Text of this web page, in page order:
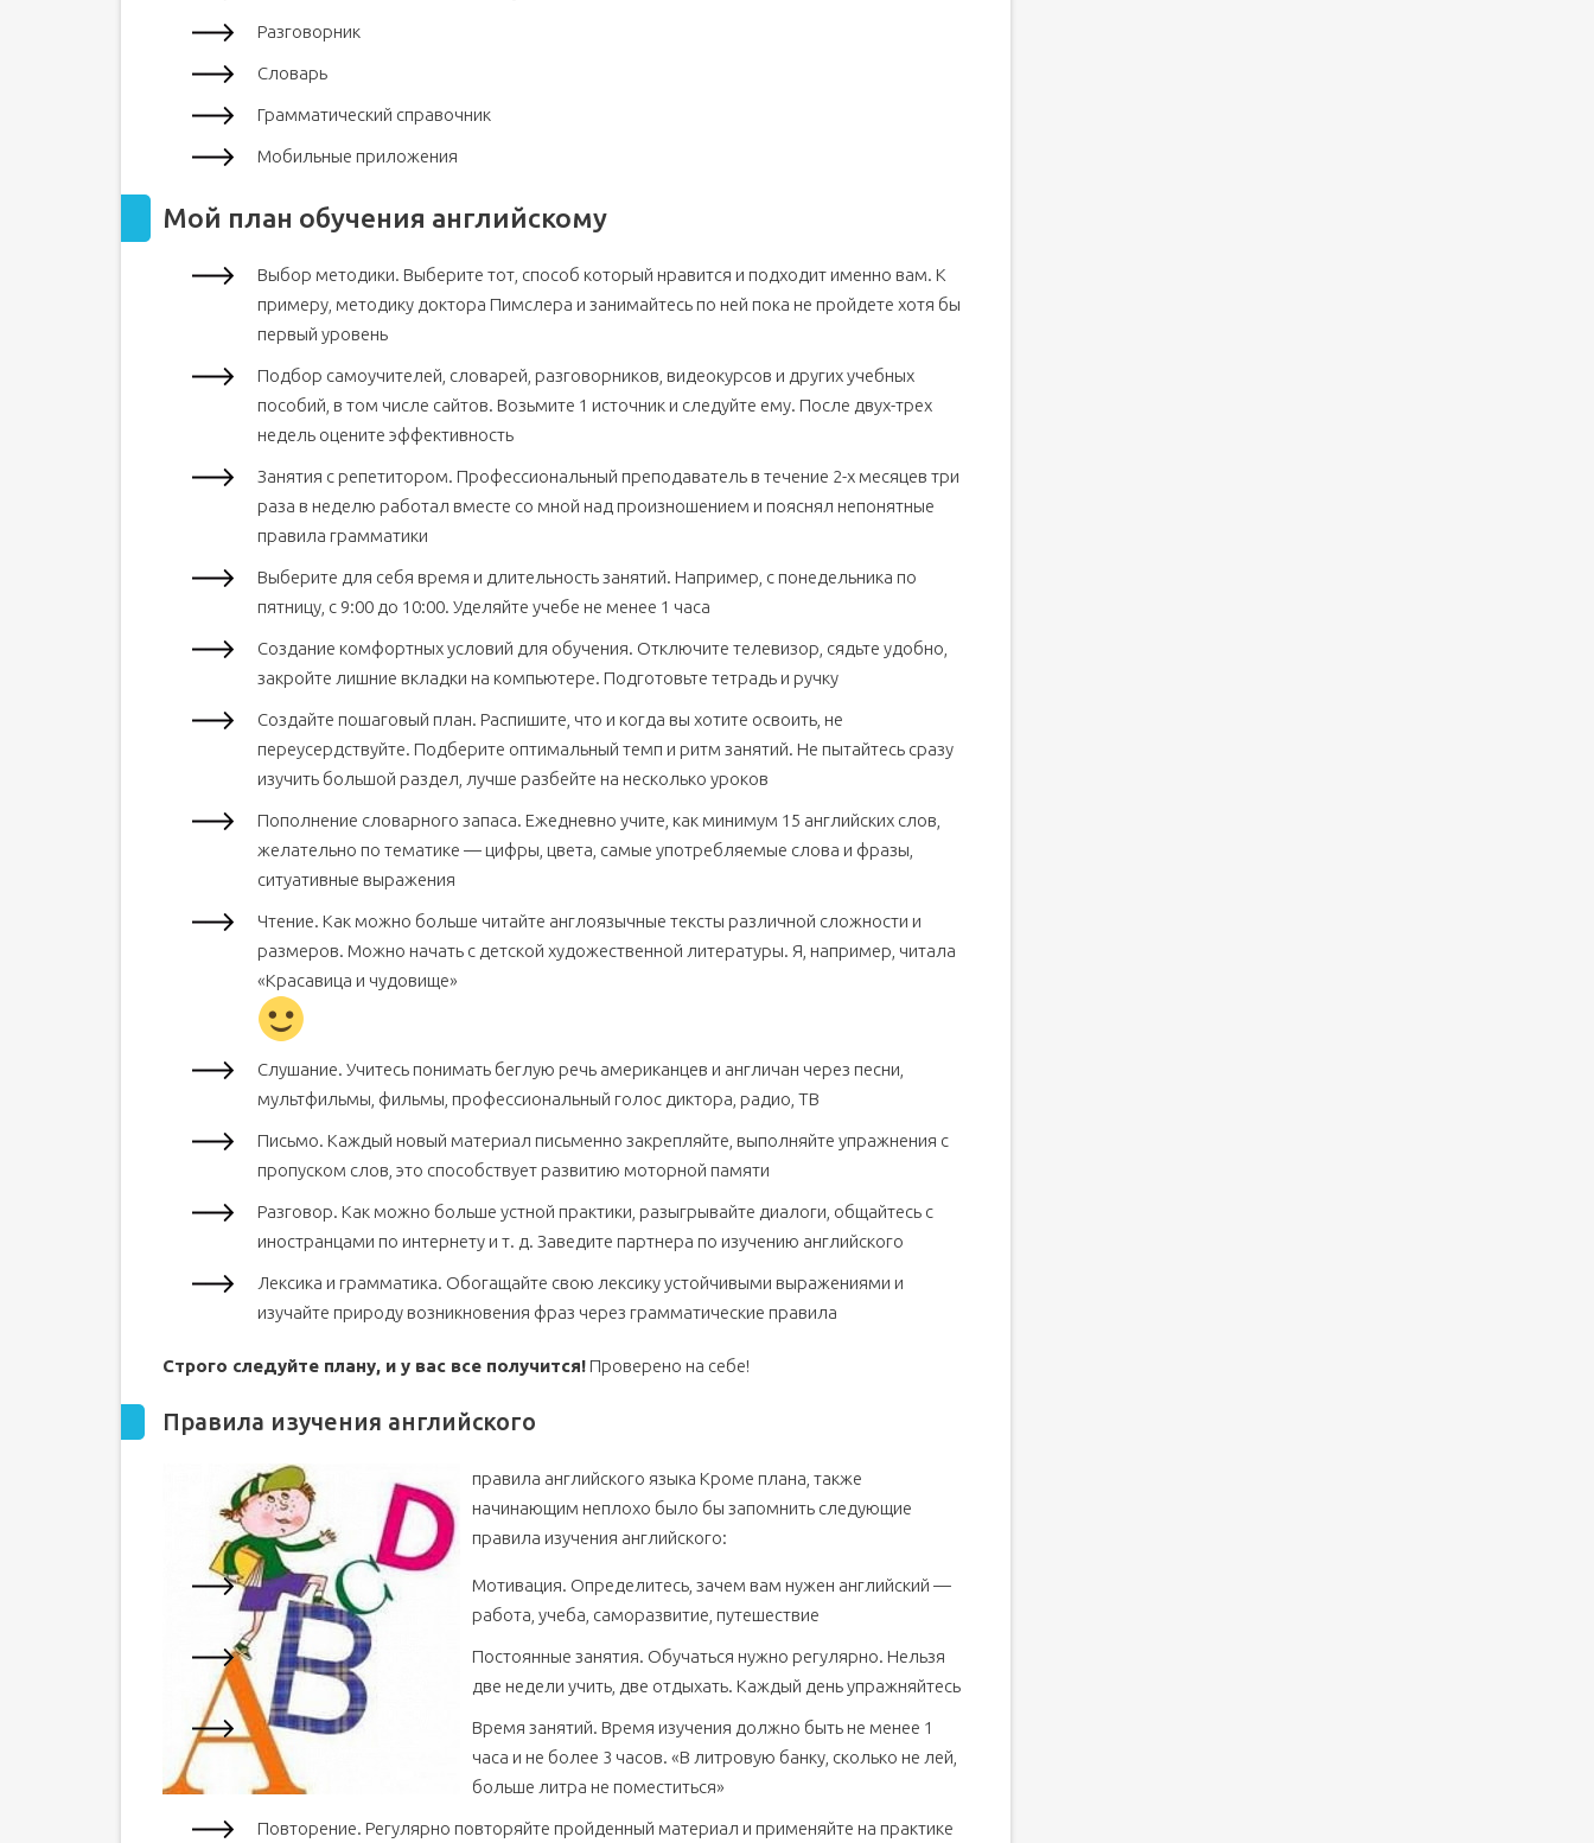
Урок 10 - Предлоги
Разговорник
Словарь
Грамматический справочник
Мобильные приложения
Мой план обучения английскому
Выбор методики. Выберите тот, способ который нравится и подходит именно вам. К
примеру, методику доктора Пимслера и занимайтесь по ней пока не пройдете хотя бы
первый уровень
Подбор самоучителей, словарей, разговорников, видеокурсов и других учебных
пособий, в том числе сайтов. Возьмите 1 источник и следуйте ему. После двух-трех
недель оцените эффективность
Занятия с репетитором. Профессиональный преподаватель в течение 2-х месяцев три
раза в неделю работал вместе со мной над произношением и пояснял непонятные
правила грамматики
Выберите для себя время и длительность занятий. Например, с понедельника по
пятницу, с 9:00 до 10:00. Уделяйте учебе не менее 1 часа
Создание комфортных условий для обучения. Отключите телевизор, сядьте удобно,
закройте лишние вкладки на компьютере. Подготовьте тетрадь и ручку
Создайте пошаговый план. Распишите, что и когда вы хотите освоить, не
переусердствуйте. Подберите оптимальный темп и ритм занятий. Не пытайтесь сразу
изучить большой раздел, лучше разбейте на несколько уроков
Пополнение словарного запаса. Ежедневно учите, как минимум 15 английских слов,
желательно по тематике — цифры, цвета, самые употребляемые слова и фразы,
ситуативные выражения
Чтение. Как можно больше читайте англоязычные тексты различной сложности и
размеров. Можно начать с детской художественной литературы. Я, например, читала
«Красавица и чудовище»
Слушание. Учитесь понимать беглую речь американцев и англичан через песни,
мультфильмы, фильмы, профессиональный голос диктора, радио, ТВ
Письмо. Каждый новый материал письменно закрепляйте, выполняйте упражнения с
пропуском слов, это способствует развитию моторной памяти
Разговор. Как можно больше устной практики, разыгрывайте диалоги, общайтесь с
иностранцами по интернету и т. д. Заведите партнера по изучению английского
Лексика и грамматика. Обогащайте свою лексику устойчивыми выражениями и
изучайте природу возникновения фраз через грамматические правила
Строго следуйте плану, и у вас все получится! Проверено на себе!
Правила изучения английского
правила английского языка Кроме плана, также
начинающим неплохо было бы запомнить следующие
правила изучения английского:
Мотивация. Определитесь, зачем вам нужен английский —
работа, учеба, саморазвитие, путешествие
Постоянные занятия. Обучаться нужно регулярно. Нельзя
две недели учить, две отдыхать. Каждый день упражняйтесь
Время занятий. Время изучения должно быть не менее 1
часа и не более 3 часов. «В литровую банку, сколько не лей,
больше литра не поместиться»
Повторение. Регулярно повторяйте пройденный материал и применяйте на практике